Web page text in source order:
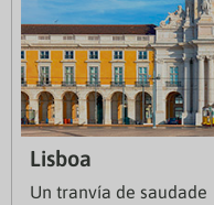
Lisboa
Un tranvía de saudade